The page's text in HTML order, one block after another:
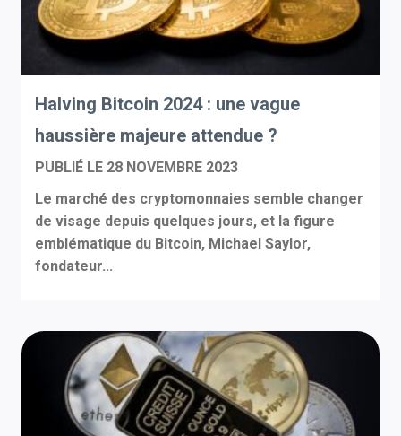
Halving Bitcoin 2024 : une vague
haussière majeure attendue ?
PUBLIÉ LE 28 NOVEMBRE 2023
Le marché des cryptomonnaies semble changer
de visage depuis quelques jours, et la figure
emblématique du Bitcoin, Michael Saylor,
fondateur...